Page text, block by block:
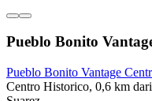
Pueblo Bonito
Pueblo Bonito Vantage
Centro Historico, 0,6 km